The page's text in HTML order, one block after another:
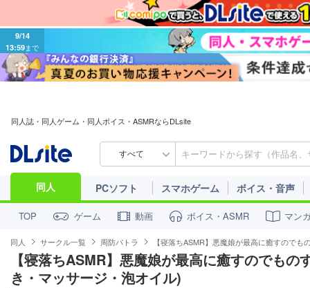
9/14
13:59まで
同人誌・同人ゲーム・同人ボイス・ASMRならDLsite
すべて
同人 PCソフト スマホゲーム ボイス・音声
TOP ゲーム 動画 ボイス・ASMR マン
同人 サークル一覧 周防パトラ 【寝落ちASMR】悪魔娘が最高に癒すので
【寝落ちASMR】悪魔娘が最高に癒すのでもの
き・マッサージ・泡オイル)